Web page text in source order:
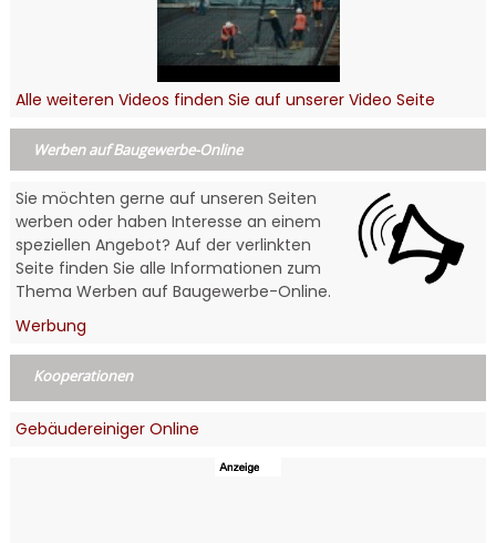
Alle weiteren Videos finden Sie auf unserer Video Seite
Werben auf Baugewerbe-Online
Sie möchten gerne auf unseren Seiten
werben oder haben Interesse an einem
speziellen Angebot? Auf der verlinkten
Seite finden Sie alle Informationen zum
Thema Werben auf Baugewerbe-Online.
Werbung
Kooperationen
Gebäudereiniger Online